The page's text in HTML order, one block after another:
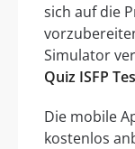
sich auf die
Simulator
Quiz ISFP
Die mobile
kostenlos